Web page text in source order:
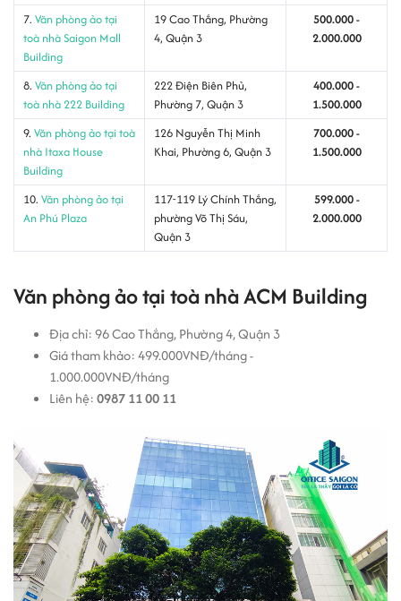
7. Văn phòng ảo tại
toà nhà Saigon Mall
Building
19 Cao Thắng, Phường
4, Quận 3
500.000 -
2.000.000
8. Văn phòng ảo tại
toà nhà 222 Building
222 Điện Biên Phủ,
Phường 7, Quận 3
400.000 -
1.500.000
9. Văn phòng ảo tại toà
nhà Itaxa House
Building
126 Nguyễn Thị Minh
Khai, Phường 6, Quận 3
700.000 -
1.500.000
10. Văn phòng ảo tại
An Phú Plaza
117-119 Lý Chính Thắng,
phường Võ Thị Sáu,
Quận 3
599.000 -
2.000.000
Văn phòng ảo tại toà nhà ACM Building
Địa chỉ: 96 Cao Thắng, Phường 4, Quận 3
Giá tham khảo: 499.000VNĐ/tháng -
1.000.000VNĐ/tháng
Liên hệ:0987 11 00 11